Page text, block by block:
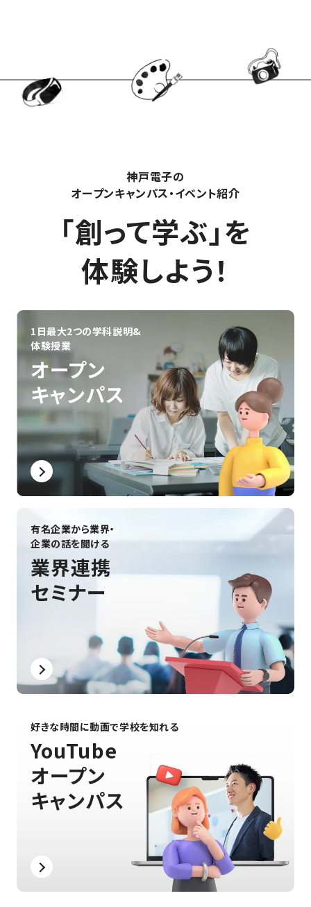
#ストーリーテリング
#SNS動画活用
#動画マーケティング
#YouTube動画制作
#モーショングラフィックス#映像制作
#動画クリエイター
#エンジニア職種
#技術者キャリア
#声優デビュー#声優レッスン
#声優学校#声優志望#声優
#バーチャルユーチューバー#建築学生
#クリエイティブな仕事#住まいづくり#設計のプロ
#空間デザイン #ものづくりの仕事
#建築系国家資格#建築士になるには#学生の声
#なるには #キャリアパス #3DCG
#音・音楽#作曲・編曲#アニメ#コンテスト#プログラミング
#学校生活
#蒐命のラスティル #インディーゲーム#就職活動
#制作展・発表会#資格#VR・仮想空間
#ゲーム＆エンタメ領域
#テクノロジー領域#デザイン領域
#絵を描く#自動制御 #共創#ノウハウ
#創って学ぶ
#産官学連携 #海外事情 #インテリア #保護者向け
#ゲーム開発#学生の作品
神戸電子の
オープンキャンパス・イベント紹介
「創って学ぶ」を
体験しよう！
1日最大2つの学科説明&
体験授業
オープン
キャンパス
有名企業から業界・
企業の話を聞ける
業界連携
セミナー
好きな時間に動画で学校を知れる
YouTube
オープン
キャンパス